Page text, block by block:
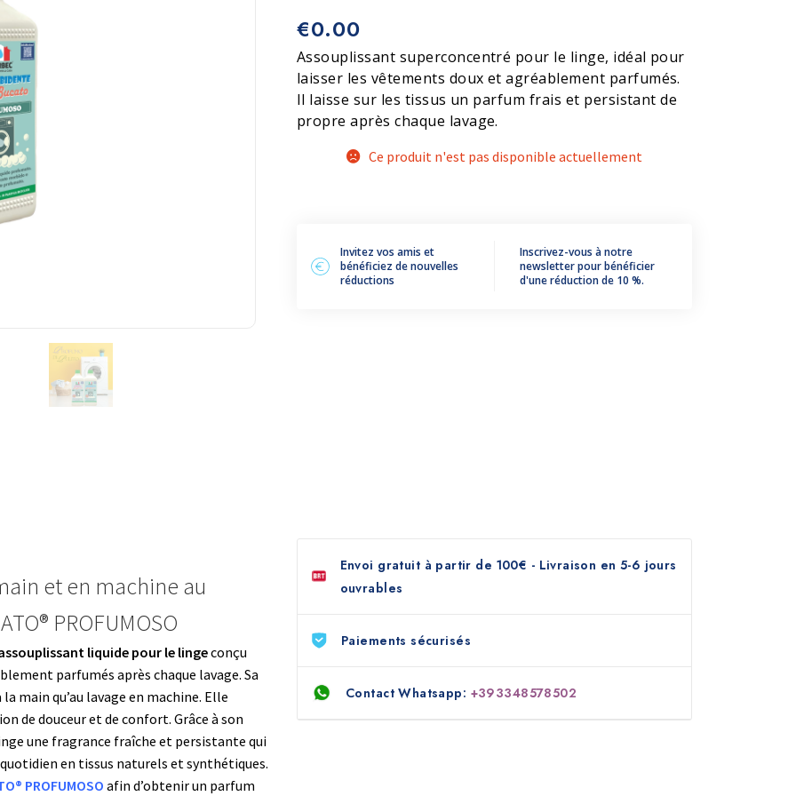
Accessoires
et ciment €0.00
Assouplissant superconcentré pour le linge, idéal pour
laisser les vêtements doux et agréablement parfumés.
Il laisse sur les tissus un parfum frais et persistant de
propre après chaque lavage.
Ce produit n'est pas disponible actuellement
Invitez vos amis et
bénéficiez de nouvelles
réductions
Inscrivez-vous à notre
newsletter pour bénéficier
d'une réduction de 10 %.
et en machine au
PROFUMOSO
liquide pour le lingeconçu
parfumés après chaque lavage. Sa
main qu’au lavage en machine. Elle
de douceur et de confort. Grâce à son
une fragrance fraîche et persistante qui
en tissus naturels et synthétiques.
PROFUMOSO afin d’obtenir un parfum
Envoi gratuit à partir de 100€ - Livraison en 5-6 jours
ouvrables
Paiements sécurisés
Contact Whatsapp: +393348578502